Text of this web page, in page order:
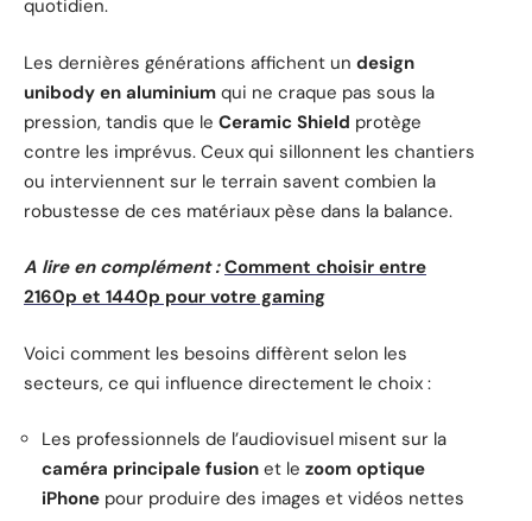
quotidien.
Les dernières générations affichent un design
unibody en aluminium qui ne craque pas sous la
pression, tandis que le Ceramic Shield protège
contre les imprévus. Ceux qui sillonnent les chantiers
ou interviennent sur le terrain savent combien la
robustesse de ces matériaux pèse dans la balance.
A lire en complément : Comment choisir entre
2160p et 1440p pour votre gaming
Voici comment les besoins diffèrent selon les
secteurs, ce qui influence directement le choix :
Les professionnels de l’audiovisuel misent sur la
caméra principale fusion et le zoom optique
iPhone pour produire des images et vidéos nettes